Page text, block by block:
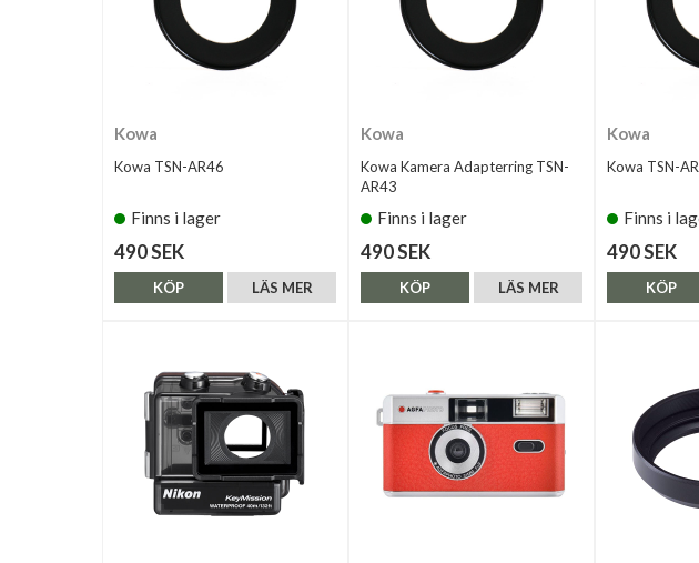
Kowa
Kowa TSN-AR46
Finns i lager
490 SEK
LÄS MER
KÖP
Kowa
Kowa Kamera Adapterring TSN-
AR43
Finns i lager
490 SEK
LÄS MER
KÖP
Kowa
Kowa TSN-
Finns i
490 SEK
KÖP